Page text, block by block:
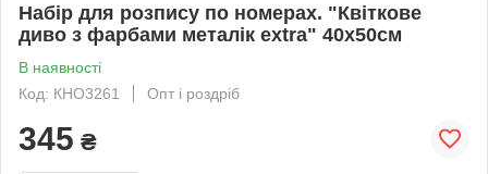
Набір для розпису по номерах. "Квіткове
диво з фарбами металік extra" 40х50см
В наявності
Код: КНО3261
Опт і роздріб
345 ₴